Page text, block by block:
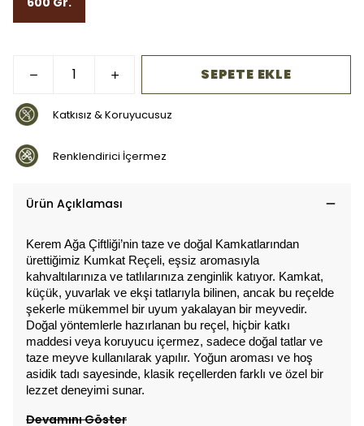
600 Gr.
SEPETE EKLE
Katkısız & Koruyucusuz
Renklendirici İçermez
Ürün Açıklaması
Kerem Ağa Çiftliği’nin taze ve doğal Kamkatlarından
ürettiğimiz Kumkat Reçeli, eşsiz aromasıyla
kahvaltılarınıza ve tatlılarınıza zenginlik katıyor. Kamkat,
küçük, yuvarlak ve ekşi tatlarıyla bilinen, ancak bu reçelde
şekerle mükemmel bir uyum yakalayan bir meyvedir.
Doğal yöntemlerle hazırlanan bu reçel, hiçbir katkı
maddesi veya koruyucu içermez, sadece doğal tatlar ve
taze meyve kullanılarak yapılır. Yoğun aroması ve hoş
asidik tadı sayesinde, klasik reçellerden farklı ve özel bir
lezzet deneyimi sunar.